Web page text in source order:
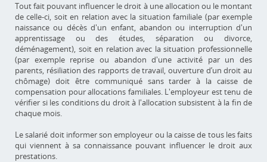
Tout fait pouvant influencer le droit à une allocation ou le montant
de celle-ci, soit en relation avec la situation familiale (par exemple
naissance ou décès d'un enfant, abandon ou interruption d'un
apprentissage ou des études, séparation ou divorce,
déménagement), soit en relation avec la situation professionnelle
(par exemple reprise ou abandon d'une activité par un des
parents, résiliation des rapports de travail, ouverture d’un droit au
chômage) doit être communiqué sans tarder à la caisse de
compensation pour allocations familiales. L'employeur est tenu de
vérifier si les conditions du droit à l'allocation subsistent à la fin de
chaque mois.
Le salarié doit informer son employeur ou la caisse de tous les faits
qui viennent à sa connaissance pouvant influencer le droit aux
prestations.